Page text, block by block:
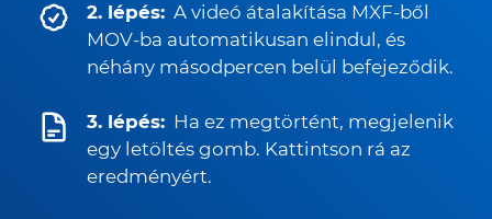
2. lépés: A videó átalakítása MXF-ből
MOV-ba automatikusan elindul, és
néhány másodpercen belül befejeződik.
3. lépés: Ha ez megtörtént, megjelenik
egy letöltés gomb. Kattintson rá az
eredményért.